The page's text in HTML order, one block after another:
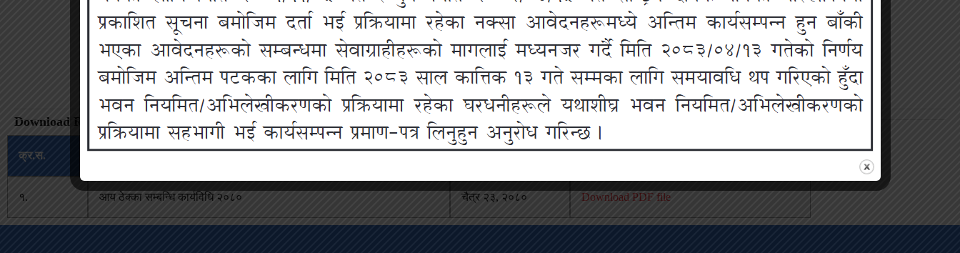
Download Related File:
क्र.स. सम्बन्धित फाईलको नाम अपलोड भएको मिति सम्बन्धित फाईल
१. आय ठेक्का सम्बन्धि कार्यविधि २०८० चैत्र २३, २०८० Download PDF file